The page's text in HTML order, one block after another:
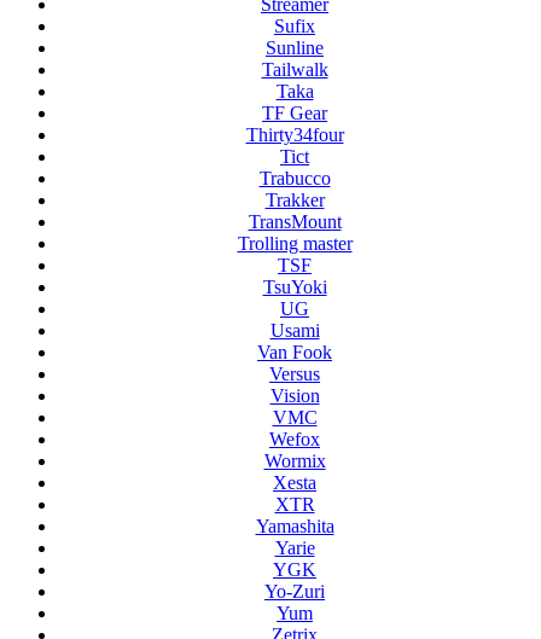
Streamer
Sufix
Sunline
Tailwalk
Taka
TF Gear
Thirty34four
Tict
Trabucco
Trakker
TransMount
Trolling master
TSF
TsuYoki
UG
Usami
Van Fook
Versus
Vision
VMC
Wefox
Wormix
Xesta
XTR
Yamashita
Yarie
YGK
Yo-Zuri
Yum